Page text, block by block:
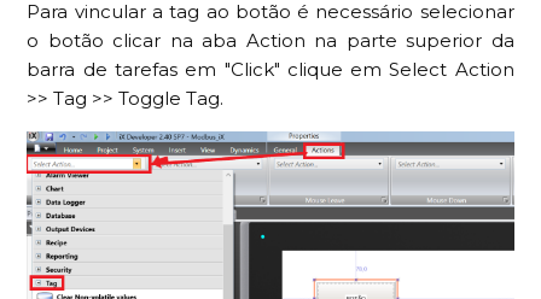
Para vincular a tag ao botão é necessário selecionar
o botão clicar na aba Action na parte superior da
barra de tarefas em "Click" clique em Select Action
>> Tag >> Toggle Tag.